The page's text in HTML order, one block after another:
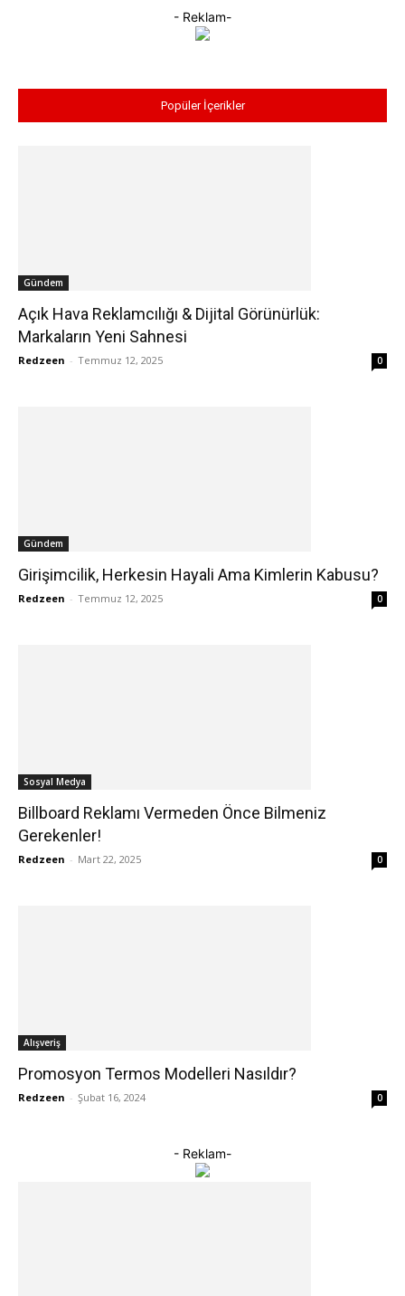
- Reklam-
Popüler İçerikler
Gündem
Açık Hava Reklamcılığı & Dijital Görünürlük:
Markaların Yeni Sahnesi
Redzeen - Temmuz 12, 2025 0
Gündem
Girişimcilik, Herkesin Hayali Ama Kimlerin Kabusu?
Redzeen - Temmuz 12, 2025 0
Sosyal Medya
Billboard Reklamı Vermeden Önce Bilmeniz
Gerekenler!
Redzeen - Mart 22, 2025 0
Alışveriş
Promosyon Termos Modelleri Nasıldır?
Redzeen - Şubat 16, 2024 0
- Reklam-